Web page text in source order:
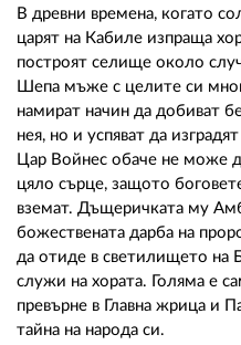
В древни времена, когато
царят на Кабиле изпраща
построят селище около
Шепа мъже с целите си
намират начин да добиват
нея, но и успяват да
Цар Войнес обаче не може
цяло сърце, защото
вземат. Дъщеричката му
божествената дарба на
да отиде в светилището на
служи на хората. Голяма е
превърне в Главна жрица и
тайна на народа си.